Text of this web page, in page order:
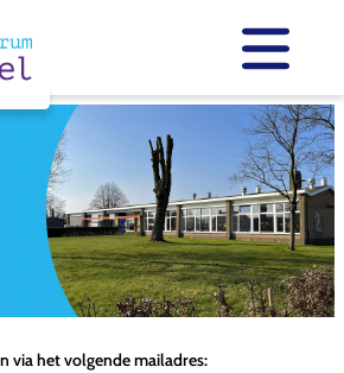
via het volgende mailadres: